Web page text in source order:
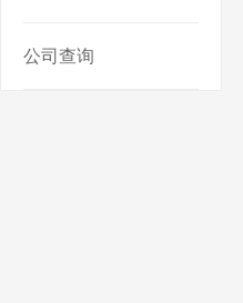
公司查询